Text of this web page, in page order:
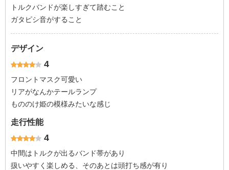
トルクバンドが楽しすぎて踏むこと
ガタピシ音がすること
デザイン
4
フロントマスク可愛い
リアがなんかテールランプ
もののけ姫の模様みたいな感じ
走行性能
4
中間はトルクが出るバンド帯があり
扱いやすく楽しめる、そのあとは頭打ち感が有り